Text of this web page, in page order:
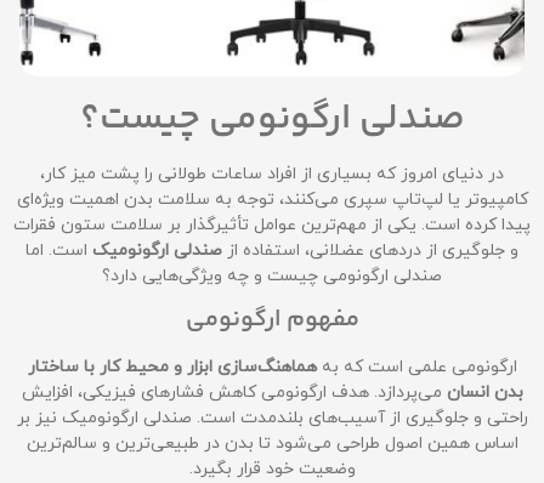
صندلی ارگونومی چیست؟
در دنیای امروز که بسیاری از افراد ساعات طولانی را پشت میز کار،
کامپیوتر یا لپ‌تاپ سپری می‌کنند، توجه به سلامت بدن اهمیت ویژه‌ای
پیدا کرده است. یکی از مهم‌ترین عوامل تأثیرگذار بر سلامت ستون فقرات
و جلوگیری از دردهای عضلانی، استفاده از صندلی ارگونومیک است. اما
صندلی ارگونومی چیست و چه ویژگی‌هایی دارد؟
مفهوم ارگونومی
ارگونومی علمی است که بههماهنگ‌سازی ابزار و محیط کار با ساختار
بدن انسان می‌پردازد. هدف ارگونومی کاهش فشارهای فیزیکی، افزایش
راحتی و جلوگیری از آسیب‌های بلندمدت است. صندلی ارگونومیک نیز بر
اساس همین اصول طراحی می‌شود تا بدن در طبیعی‌ترین و سالم‌ترین
وضعیت خود قرار بگیرد.